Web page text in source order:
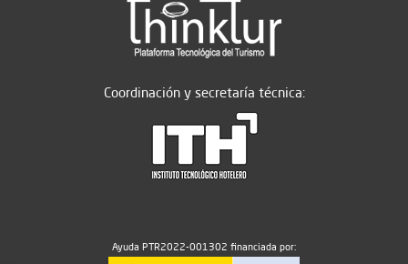
Coordinación y secretaría técnica:
Ayuda PTR2022-001302 financiada por: